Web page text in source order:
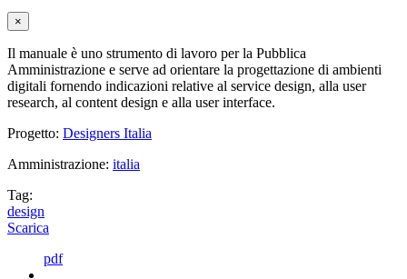
×
Il manuale è uno strumento di lavoro per la Pubblica
Amministrazione e serve ad orientare la progettazione di ambienti
digitali fornendo indicazioni relative al service design, alla user
research, al content design e alla user interface.
Progetto: Designers Italia
Amministrazione: italia
Tag:
design
Scarica
pdf